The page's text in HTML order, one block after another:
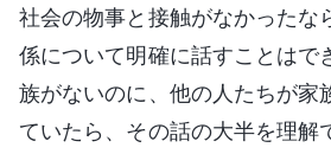
社会の物事と接触がなかったな
係について明確に話すことはで
族がないのに、他の人たちが家
ていたら、その話の大半を理解